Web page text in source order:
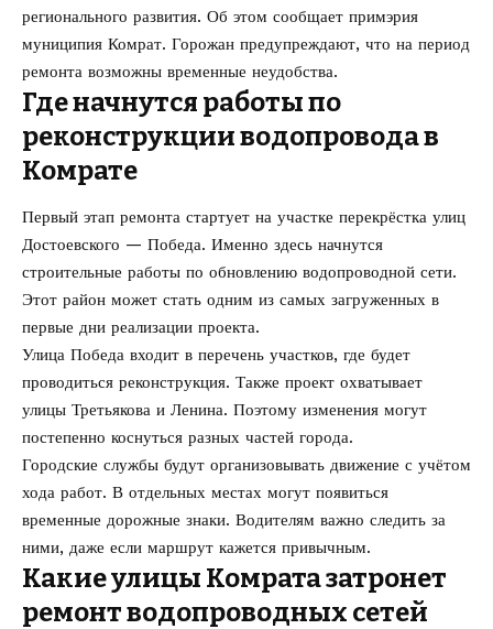
регионального развития. Об этом сообщает примэрия
муниципия Комрат. Горожан предупреждают, что на период
ремонта возможны временные неудобства.
Где начнутся работы по
реконструкции водопровода в
Комрате
Первый этап ремонта стартует на участке перекрёстка улиц
Достоевского — Победа. Именно здесь начнутся
строительные работы по обновлению водопроводной сети.
Этот район может стать одним из самых загруженных в
первые дни реализации проекта.
Улица Победа входит в перечень участков, где будет
проводиться реконструкция. Также проект охватывает
улицы Третьякова и Ленина. Поэтому изменения могут
постепенно коснуться разных частей города.
Городские службы будут организовывать движение с учётом
хода работ. В отдельных местах могут появиться
временные дорожные знаки. Водителям важно следить за
ними, даже если маршрут кажется привычным.
Какие улицы Комрата затронет
ремонт водопроводных сетей